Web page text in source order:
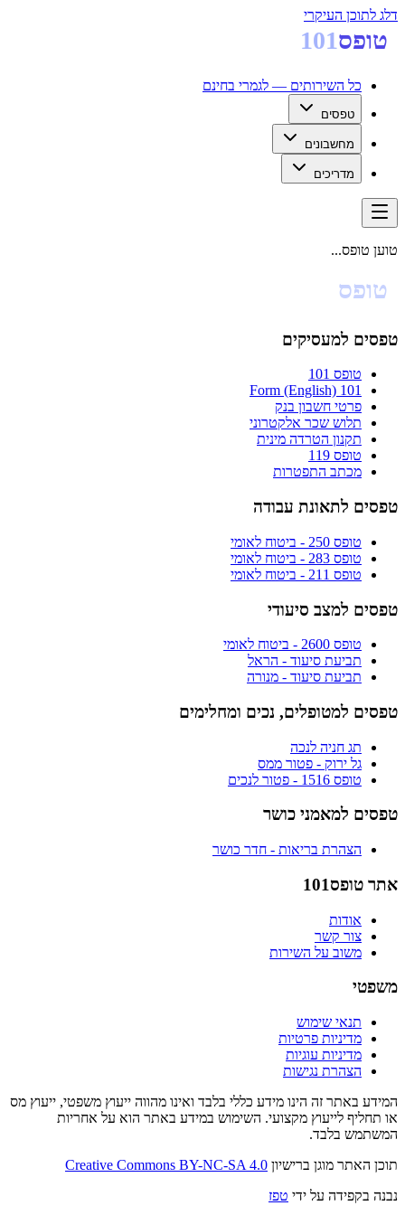
דלג לתוכן העיקרי
טופס101
כל השירותים — לגמרי בחינם
טפסים
מחשבונים
מדריכים
טוען טופס...
טופס
טפסים למעסיקים
טופס 101
101 Form (English)
פרטי חשבון בנק
תלוש שכר אלקטרוני
תקנון הטרדה מינית
טופס 119
מכתב התפטרות
טפסים לתאונת עבודה
טופס 250 - ביטוח לאומי
טופס 283 - ביטוח לאומי
טופס 211 - ביטוח לאומי
טפסים למצב סיעודי
טופס 2600 - ביטוח לאומי
תביעת סיעוד - הראל
תביעת סיעוד - מנורה
טפסים למטופלים, נכים ומחלימים
תג חניה לנכה
גל ירוק - פטור ממס
טופס 1516 - פטור לנכים
טפסים למאמני כושר
הצהרת בריאות - חדר כושר
אתר טופס101
אודות
צור קשר
משוב על השירות
משפטי
תנאי שימוש
מדיניות פרטיות
מדיניות עוגיות
הצהרת נגישות
המידע באתר זה הינו מידע כללי בלבד ואינו מהווה ייעוץ משפטי, ייעוץ מס
או תחליף לייעוץ מקצועי. השימוש במידע באתר הוא על אחריות
המשתמש בלבד.
תוכן האתר מוגן ברישיון Creative Commons BY-NC-SA 4.0
נבנה בקפידה על ידי טפז